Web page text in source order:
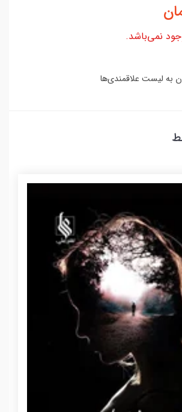
نمی‌باشد.